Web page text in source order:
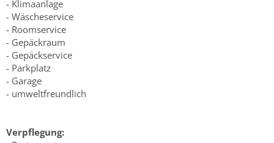
- Klimaanlage
- Wäscheservice
- Roomservice
- Gepäckraum
- Gepäckservice
- Parkplatz
- Garage
- umweltfreundlich
Verpflegung: